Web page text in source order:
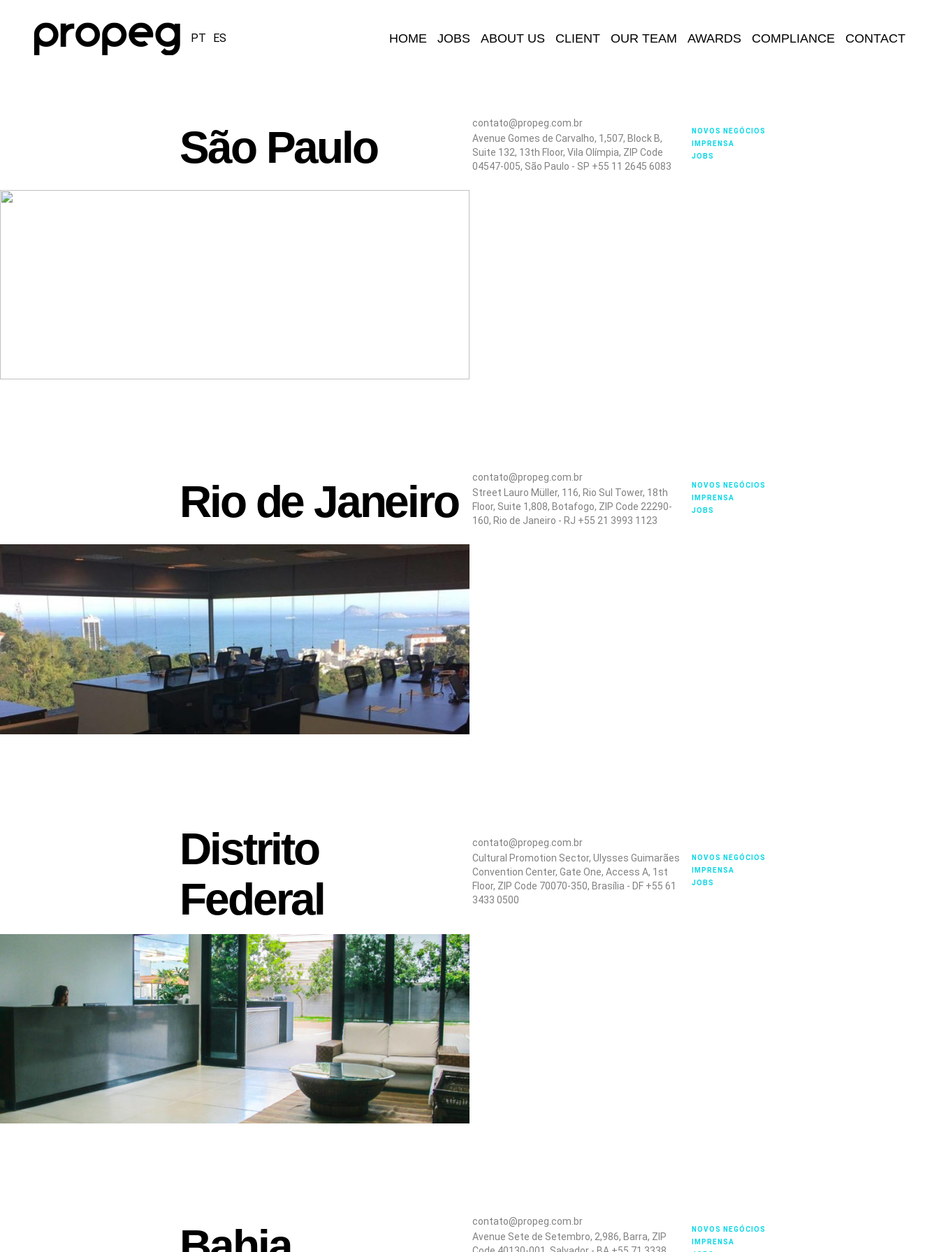
PT ES HOME JOBS ABOUT US CLIENT OUR TEAM AWARDS COMPLIANCE CONTACT
São Paulo
NOVOS NEGÓCIOS
IMPRENSA
JOBS
contato@propeg.com.br
Avenue Gomes de Carvalho, 1,507, Block B,
Suite 132, 13th Floor, Vila Olímpia, ZIP Code
04547-005, São Paulo - SP +55 11 2645 6083
Rio de Janeiro
NOVOS NEGÓCIOS
IMPRENSA
JOBS
contato@propeg.com.br
Street Lauro Müller, 116, Rio Sul Tower, 18th
Floor, Suite 1,808, Botafogo, ZIP Code 22290-
160, Rio de Janeiro - RJ +55 21 3993 1123
Distrito
Federal
NOVOS NEGÓCIOS
IMPRENSA
JOBS
contato@propeg.com.br
Cultural Promotion Sector, Ulysses Guimarães
Convention Center, Gate One, Access A, 1st
Floor, ZIP Code 70070-350, Brasília - DF +55 61
3433 0500
NOVOS NEGÓCIOS
IMPRENSA
contato@propeg.com.br
Avenue Sete de Setembro, 2,986, Barra, ZIP